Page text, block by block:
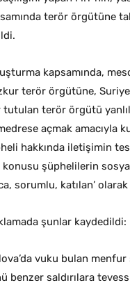
terör örgütüne
kapsamında,
terör örgütüne,
tutulan terör örgütü
açmak amacıyla
hakkında iletişimin
konusu şüphelilerin
sorumlu, katılan’
şunlar kaydedildi:
vuku bulan menfur
benzer saldırılara